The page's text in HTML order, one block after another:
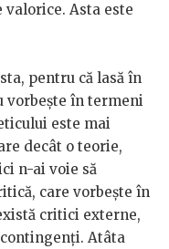
Asta este
pentru că lasă în
vorbește în termeni
este mai
decât o teorie,
n-ai voie să
care vorbește în
critici externe,
Atâta